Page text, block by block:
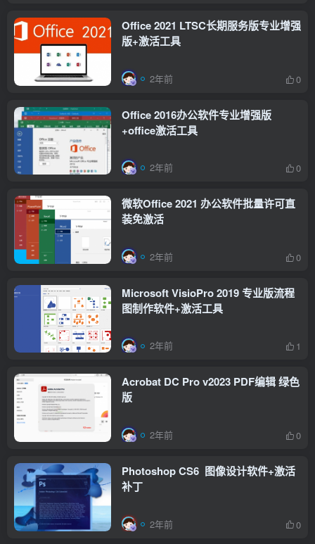
Office 2021 LTSC长期服务版专业增强
版+激活工具
2年前 0
Office 2016办公软件专业增强版
+office激活工具
2年前 0
微软Office 2021 办公软件批量许可直
装免激活
2年前 0
Microsoft VisioPro 2019 专业版流程
图制作软件+激活工具
2年前 1
Acrobat DC Pro v2023 PDF编辑 绿色
版
2年前 0
Photoshop CS6 图像设计软件+激活
补丁
2年前 0